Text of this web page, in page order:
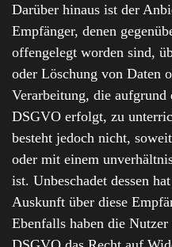
Darüber hinaus ist der
Empfänger, denen
offengelegt worden sind,
oder Löschung von Daten
Verarbeitung, die
DSGVO erfolgt, zu
besteht jedoch nicht,
oder mit einem
ist. Unbeschadet dessen
Auskunft über diese
Ebenfalls haben die